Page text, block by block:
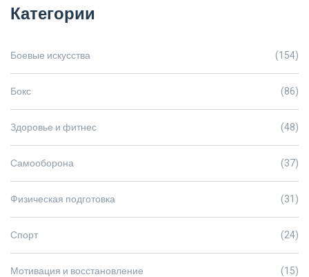
Категории
Боевые искусства (154)
Бокс (86)
Здоровье и фитнес (48)
Самооборона (37)
Физическая подготовка (31)
Спорт (24)
Мотивация и восстановление (15)